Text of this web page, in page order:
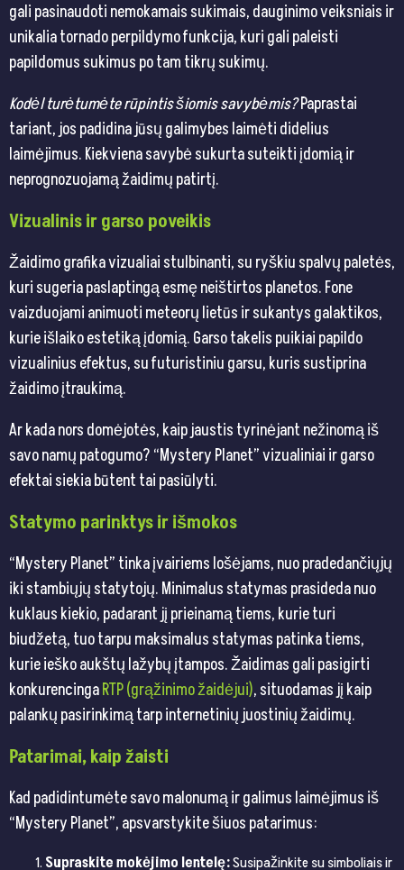
gali pasinaudoti nemokamais sukimais, dauginimo veiksniais ir
unikalia tornado perpildymo funkcija, kuri gali paleisti
papildomus sukimus po tam tikrų sukimų.
Kodėl turėtumėte rūpintis šiomis savybėmis?Paprastai
tariant, jos padidina jūsų galimybes laimėti didelius
laimėjimus. Kiekviena savybė sukurta suteikti įdomią ir
neprognozuojamą žaidimų patirtį.
Vizualinis ir garso poveikis
Žaidimo grafika vizualiai stulbinanti, su ryškiu spalvų paletės,
kuri sugeria paslaptingą esmę neištirtos planetos. Fone
vaizduojami animuoti meteorų lietūs ir sukantys galaktikos,
kurie išlaiko estetiką įdomią. Garso takelis puikiai papildo
vizualinius efektus, su futuristiniu garsu, kuris sustiprina
žaidimo įtraukimą.
Ar kada nors domėjotės, kaip jaustis tyrinėjant nežinomą iš
savo namų patogumo? “Mystery Planet” vizualiniai ir garso
efektai siekia būtent tai pasiūlyti.
Statymo parinktys ir išmokos
“Mystery Planet” tinka įvairiems lošėjams, nuo pradedančiųjų
iki stambiųjų statytojų. Minimalus statymas prasideda nuo
kuklaus kiekio, padarant jį prieinamą tiems, kurie turi
biudžetą, tuo tarpu maksimalus statymas patinka tiems,
kurie ieško aukštų lažybų įtampos. Žaidimas gali pasigirti
konkurencingaRTP (grąžinimo žaidėjui), situodamas jį kaip
palankų pasirinkimą tarp internetinių juostinių žaidimų.
Patarimai, kaip žaisti
Kad padidintumėte savo malonumą ir galimus laimėjimus iš
“Mystery Planet”, apsvarstykite šiuos patarimus:
Supraskite mokėjimo lentelę:Susipažinkite su simboliais ir